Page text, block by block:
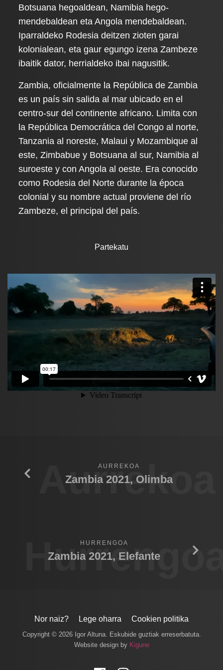
Botsuana hegoaldean, Namibia hego-
mendebaldean eta Angola mendebaldean.
Iparraldeko Rodesia deitzen zioten garai
kolonialean, eta gaur egungo izena Zambeze
ibaitik dator, herrialdeko ibai nagusitik.
Zambia, oficialmente la República de Zambia
es un país sin salida al mar ubicado en el
centro-sur del continente africano. Limita con
la República Democrática del Congo al norte,
Tanzania al noreste, Malaui y Mozambique al
este, Zimbabue y Botsuana al sur, Namibia al
suroeste y con Angola al oeste. Era conocido
como Rodesia del Norte durante la época
colonial y su nombre actual proviene del río
Zambeze, el principal del país.
Partekatu
Aurrekoa
AURREKOA
Zambia 2021, Olimba
HURRENGOA
Zambia 2021, Elefante
Nor naiz? Lege oharra Cookien politika
Copyright © 2026 Igor Altuna. Eskubide guztiak erreserbatuta.
Website design by Kigune